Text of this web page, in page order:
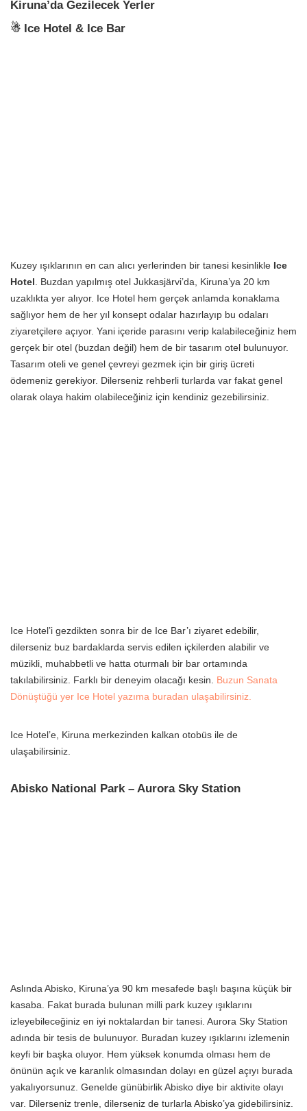
Kiruna’da Gezilecek Yerler
☃ Ice Hotel & Ice Bar
Kuzey ışıklarının en can alıcı yerlerinden bir tanesi kesinlikle Ice
Hotel. Buzdan yapılmış otel Jukkasjärvi’da, Kiruna’ya 20 km
uzaklıkta yer alıyor. Ice Hotel hem gerçek anlamda konaklama
sağlıyor hem de her yıl konsept odalar hazırlayıp bu odaları
ziyaretçilere açıyor. Yani içeride parasını verip kalabileceğiniz hem
gerçek bir otel (buzdan değil) hem de bir tasarım otel bulunuyor.
Tasarım oteli ve genel çevreyi gezmek için bir giriş ücreti
ödemeniz gerekiyor. Dilerseniz rehberli turlarda var fakat genel
olarak olaya hakim olabileceğiniz için kendiniz gezebilirsiniz.
Ice Hotel’i gezdikten sonra bir de Ice Bar’ı ziyaret edebilir,
dilerseniz buz bardaklarda servis edilen içkilerden alabilir ve
müzikli, muhabbetli ve hatta oturmalı bir bar ortamında
takılabilirsiniz. Farklı bir deneyim olacağı kesin. Buzun Sanata
Dönüştüğü yer Ice Hotel yazıma buradan ulaşabilirsiniz.
Ice Hotel’e, Kiruna merkezinden kalkan otobüs ile de
ulaşabilirsiniz.
Abisko National Park – Aurora Sky Station
Aslında Abisko, Kiruna’ya 90 km mesafede başlı başına küçük bir
kasaba. Fakat burada bulunan milli park kuzey ışıklarını
izleyebileceğiniz en iyi noktalardan bir tanesi. Aurora Sky Station
adında bir tesis de bulunuyor. Buradan kuzey ışıklarını izlemenin
keyfi bir başka oluyor. Hem yüksek konumda olması hem de
önünün açık ve karanlık olmasından dolayı en güzel açıyı burada
yakalıyorsunuz. Genelde günübirlik Abisko diye bir aktivite olayı
var. Dilerseniz trenle, dilerseniz de turlarla Abisko’ya gidebilirsiniz.